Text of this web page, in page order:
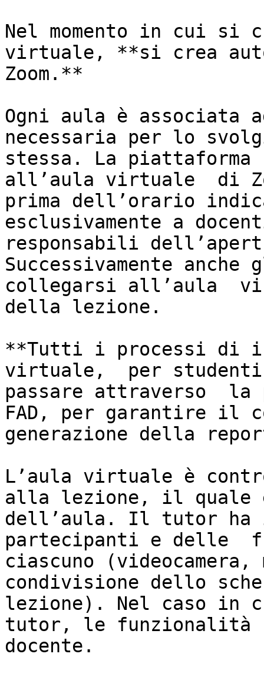
Nel momento in cui si
virtuale, **si crea
Zoom.**
Ogni aula è associata
necessaria per lo
stessa. La piattaforma
all’aula virtuale  di
prima dell’orario
esclusivamente a
responsabili
Successivamente
collegarsi all’aula
della lezione.
**Tutti i processi di
virtuale,  per
passare attraverso  la
FAD, per garantire il
generazione della
L’aula virtuale è
alla lezione, il quale
dell’aula. Il tutor ha
partecipanti e delle
ciascuno
condivisione dello
lezione). Nel caso in
tutor, le funzionalità
docente.